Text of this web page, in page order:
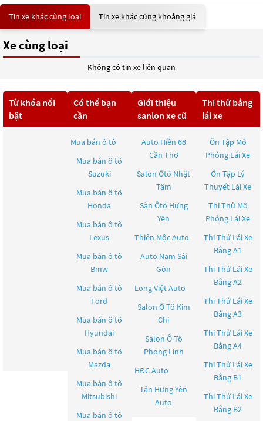
Tin xe khác cùng loại Tin xe khác cùng khoảng giá
Xe cùng loại
Không có tin xe liên quan
Từ khóa nổi
bật
Có thể bạn
cần
Mua bán ô tô
Mua bán ô tô
Suzuki
Mua bán ô tô
Honda
Mua bán ô tô
Lexus
Mua bán ô tô
Bmw
Mua bán ô tô
Ford
Mua bán ô tô
Hyundai
Mua bán ô tô
Mazda
Mua bán ô tô
Mitsubishi
Mua bán ô tô
Giới thiệu
sanlon xe cũ
Auto Hiền 68
Cần Thơ
Salon Ôtô Nhật
Tâm
Sàn Ôtô Hưng
Yên
Thiên Mộc Auto
Auto Nam Sài
Gòn
Long Việt Auto
Salon Ô Tô Kim
Chi
Salon Ô Tô
Phong Linh
HĐC Auto
Tân Hưng Yên
Auto
Thi thử bằng
lái xe
Ôn Tập Mô
Phỏng Lái Xe
Ôn Tập Lý
Thuyết Lái Xe
Thi Thử Mô
Phỏng Lái Xe
Thi Thử Lái Xe
Bằng A1
Thi Thử Lái Xe
Bằng A2
Thi Thử Lái Xe
Bằng A3
Thi Thử Lái Xe
Bằng A4
Thi Thử Lái Xe
Bằng B1
Thi Thử Lái Xe
Bằng B2